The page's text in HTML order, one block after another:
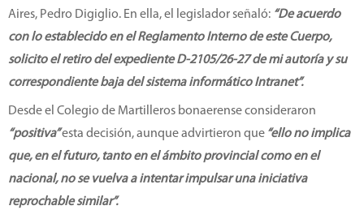
Aires, Pedro Digiglio. En ella, el legislador señaló: “De acuerdo
con lo establecido en el Reglamento Interno de este Cuerpo,
solicito el retiro del expediente D-2105/26-27 de mi autoría y su
correspondiente baja del sistema informático Intranet”.
Desde el Colegio de Martilleros bonaerense consideraron
“positiva”esta decisión, aunque advirtieron que “ello no implica
que, en el futuro, tanto en el ámbito provincial como en el
nacional, no se vuelva a intentar impulsar una iniciativa
reprochable similar”.